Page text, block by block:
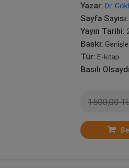
Yazar: Dr.
Sayfa Sayısı:
Yayın Tarihi:
Baskı:
Tür: E-kitap
Basılı
1500,00